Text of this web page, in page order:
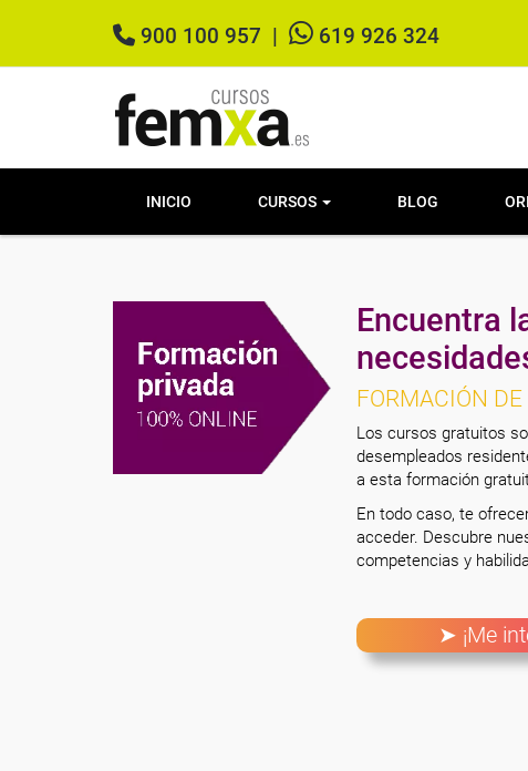
900 100 957 619 926 324
INICIO CURSOS BLOG
Encuentra
FORMACIÓN
Los cursos gratuitos
desempleados
a esta formación
En todo caso, te
acceder. Descubre
competencias y
➤ ¡Me